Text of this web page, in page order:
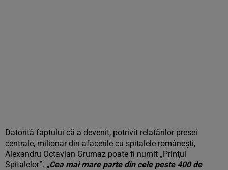
Datorită faptului că a devenit, potrivit relatărilor presei
centrale, milionar din afacerile cu spitalele româneşti,
Alexandru Octavian Grumaz poate fi numit „Prinţul
Spitalelor”. „Cea mai mare parte din cele peste 400 de